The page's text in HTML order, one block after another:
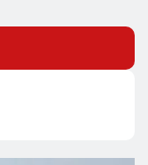
April:
Auf
Käse
Dollar Pro